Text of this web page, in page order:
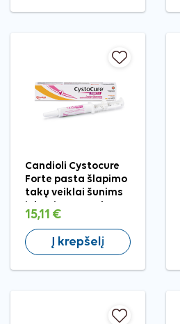
Candioli Cystocure
Forte pasta šlapimo
takų veiklai šunims
15,11 €
Į krepšelį